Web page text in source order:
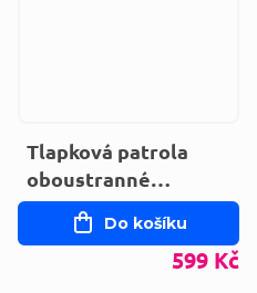
Tlapková patrola
oboustranné
povlečení
PAW248015-PP-T
599 Kč
Do košíku